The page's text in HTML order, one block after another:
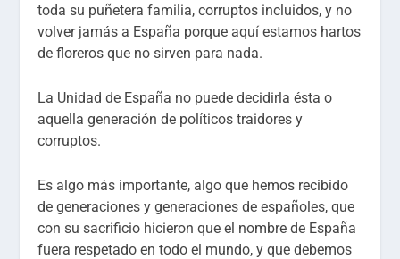
toda su puñetera familia, corruptos incluidos, y no
volver jamás a España porque aquí estamos hartos
de floreros que no sirven para nada.
La Unidad de España no puede decidirla ésta o
aquella generación de políticos traidores y
corruptos.
Es algo más importante, algo que hemos recibido
de generaciones y generaciones de españoles, que
con su sacrificio hicieron que el nombre de España
fuera respetado en todo el mundo, y que debemos